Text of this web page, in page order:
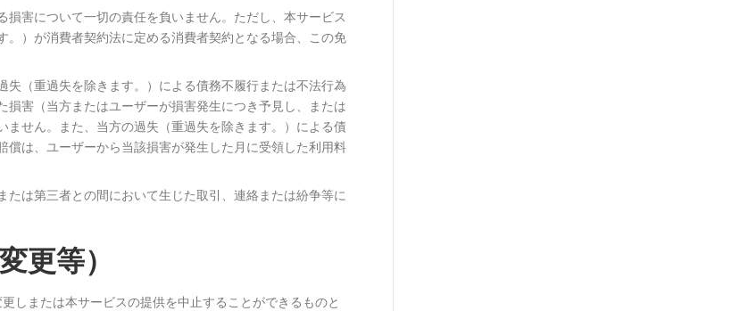
害について一切の責任を負いません。ただし、本サービス
）が消費者契約法に定める消費者契約となる場合、この免
（重過失を除きます。）による債務不履行または不法行為
害（当方またはユーザーが損害発生につき予見し、または
せん。また、当方の過失（重過失を除きます。）による債
は、ユーザーから当該損害が発生した月に受領した利用料
は第三者との間において生じた取引、連絡または紛争等に
更等）
しまたは本サービスの提供を中止することができるものと